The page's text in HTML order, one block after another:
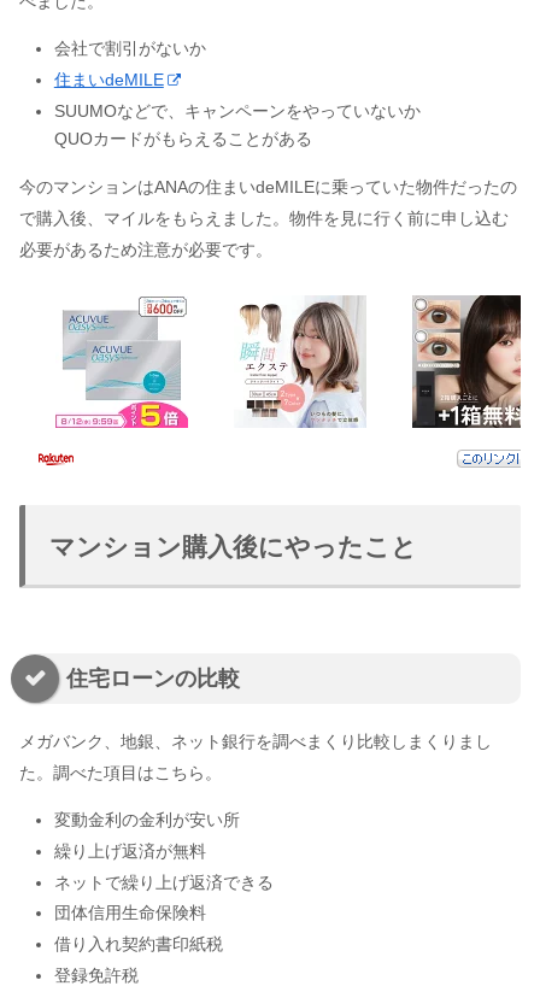
会社で割引がないか
住まいdeMILE
SUUMOなどで、キャンペーンをやっていないか
QUOカードがもらえることがある
今のマンションはANAの住まいdeMILEに乗っていた物件だったの
で購入後、マイルをもらえました。物件を見に行く前に申し込む
必要があるため注意が必要です。
マンション購入後にやったこと
住宅ローンの比較
メガバンク、地銀、ネット銀行を調べまくり比較しまくりまし
た。調べた項目はこちら。
変動金利の金利が安い所
繰り上げ返済が無料
ネットで繰り上げ返済できる
団体信用生命保険料
借り入れ契約書印紙税
登録免許税